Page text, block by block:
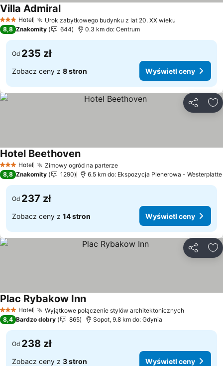
3 Kategoria
Hotel Urok zabytkowego budynku z lat 20. XX wieku
Villa AdmiralWyświetl ceny
8,8 Znakomity 644 0.3 km do: Centrum
Od 235 zł
Zobacz ceny z 8 stron Wyświetl ceny
3 Kategoria
Hotel Zimowy ogród na parterzeWyświetl ceny
Hotel BeethovenWyświetl ceny
8,8 Znakomity 1290 6.5 km do: Ekspozycja Plenerowa - Westerplatte
Od 237 zł
Zobacz ceny z 14 stron Wyświetl ceny
3 Kategoria
Hotel Wyjątkowe połączenie stylów architektonicznychWyświetl
Plac Rybakow InnWyświetl ceny
8,4 Bardzo dobry 865 Sopot, 9.8 km do: Gdynia
Od 238 zł
Zobacz ceny z 3 stron Wyświetl ceny